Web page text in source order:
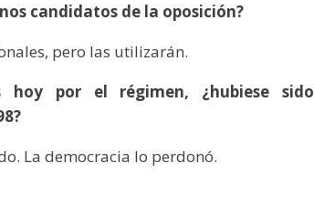
candidatos de la oposición?
pero las utilizarán.
hoy por el régimen, ¿hubiese sido
La democracia lo perdonó.